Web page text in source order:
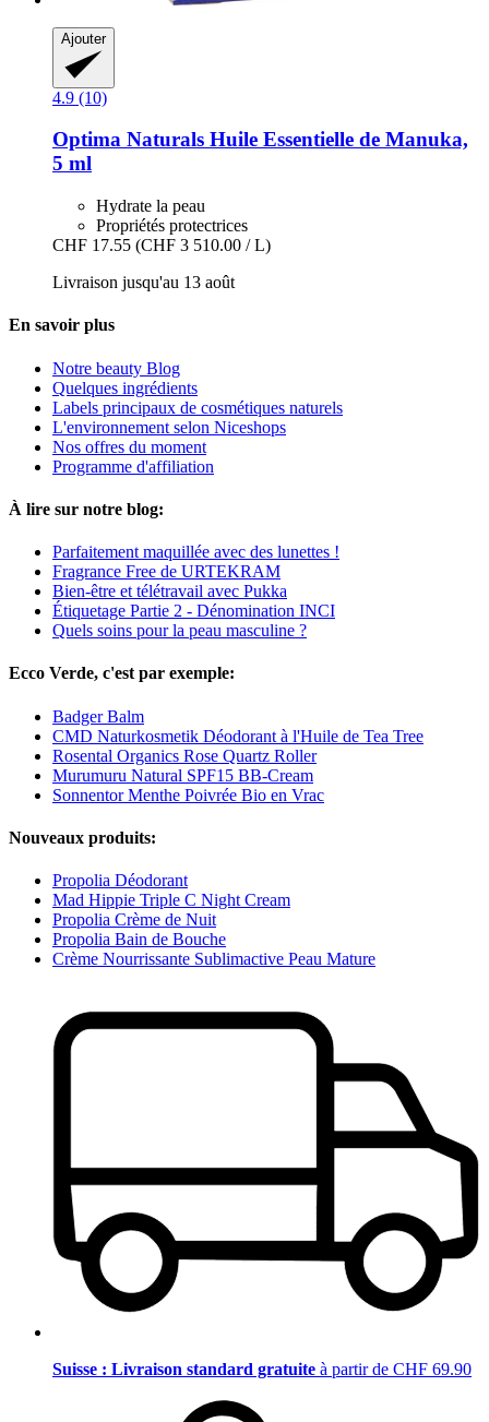
Ajouter
4.9 (10)
Optima Naturals Huile Essentielle de Manuka,
5 ml
Hydrate la peau
Propriétés protectrices
CHF 17.55 (CHF 3 510.00 / L)
Livraison jusqu'au 13 août
En savoir plus
Notre beauty Blog
Quelques ingrédients
Labels principaux de cosmétiques naturels
L'environnement selon Niceshops
Nos offres du moment
Programme d'affiliation
À lire sur notre blog:
Parfaitement maquillée avec des lunettes !
Fragrance Free de URTEKRAM
Bien-être et télétravail avec Pukka
Étiquetage Partie 2 - Dénomination INCI
Quels soins pour la peau masculine ?
Ecco Verde, c'est par exemple:
Badger Balm
CMD Naturkosmetik Déodorant à l'Huile de Tea Tree
Rosental Organics Rose Quartz Roller
Murumuru Natural SPF15 BB-Cream
Sonnentor Menthe Poivrée Bio en Vrac
Nouveaux produits:
Propolia Déodorant
Mad Hippie Triple C Night Cream
Propolia Crème de Nuit
Propolia Bain de Bouche
Crème Nourrissante Sublimactive Peau Mature
Suisse : Livraison standard gratuite à partir de CHF 69.90